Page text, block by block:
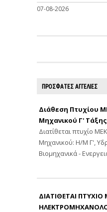
07-08-2026
ΠΡΟΣΦΑΤΕΣ ΑΓΓΕΛΙΕΣ
Διάθεση Πτυχίου
Μηχανικού Γ' Τάξης
Διατίθεται πτυχίο
Μηχανικού: Η/Μ Γ',
Βιομηχανικά -
ΔΙΑΤΙΘΕΤΑΙ